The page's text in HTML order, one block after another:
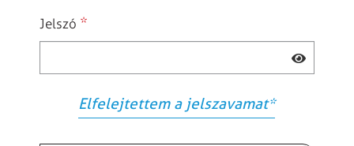
Jelszó *
Elfelejtettem a jelszavamat*